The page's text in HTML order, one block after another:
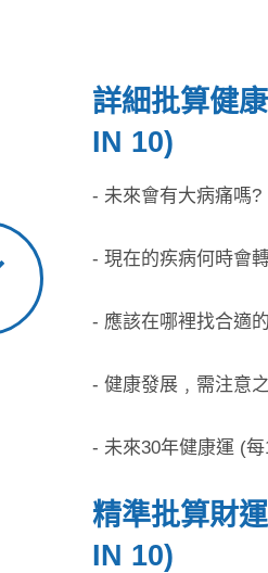
詳細批算健
IN 10)
- 未來會有大病痛嗎?
- 現在的疾病何時會
- 應該在哪裡找合適
- 健康發展﹐需注意
- 未來30年健康運 (
精準批算財
IN 10)